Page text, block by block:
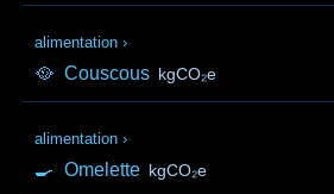
alimentation ›
🥘 Couscous kgCO₂e
alimentation ›
🍳 Omelette kgCO₂e